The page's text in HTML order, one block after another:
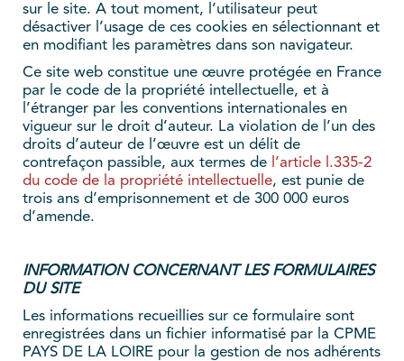
sur le site. A tout moment, l’utilisateur peut
désactiver l’usage de ces cookies en sélectionnant et
en modifiant les paramètres dans son navigateur.
Ce site web constitue une œuvre protégée en France
par le code de la propriété intellectuelle, et à
l’étranger par les conventions internationales en
vigueur sur le droit d’auteur. La violation de l’un des
droits d’auteur de l’œuvre est un délit de
contrefaçon passible, aux termes de l’article l.335-2
du code de la propriété intellectuelle, est punie de
trois ans d’emprisonnement et de 300 000 euros
d’amende.
INFORMATION CONCERNANT LES FORMULAIRES
DU SITE
Les informations recueillies sur ce formulaire sont
enregistrées dans un fichier informatisé par la CPME
PAYS DE LA LOIRE pour la gestion de nos adhérents